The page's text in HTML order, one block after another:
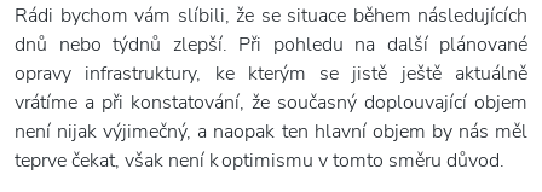
Rádi bychom vám slíbili, že se situace během následujících
dnů nebo týdnů zlepší. Při pohledu na další plánované
opravy infrastruktury, ke kterým se jistě ještě aktuálně
vrátíme a při konstatování, že současný doplouvající objem
není nijak výjimečný, a naopak ten hlavní objem by nás měl
teprve čekat, však není k optimismu v tomto směru důvod.